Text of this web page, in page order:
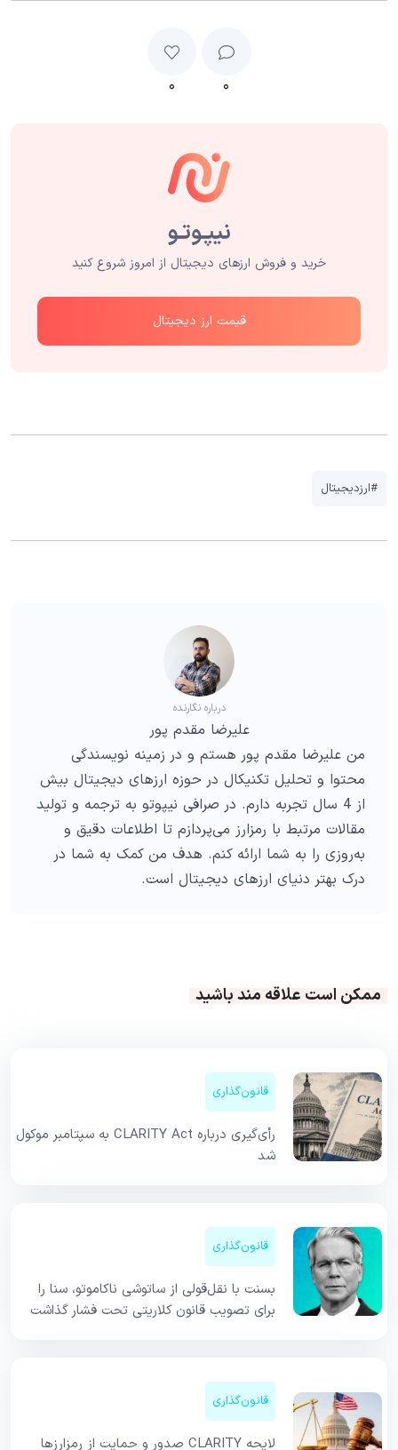
۰ ۰
خرید و فروش ارزهای دیجیتال از امروز شروع کنید
قیمت ارز دیجیتال
#ارزدیجیتال
درباره نگارنده
علیرضا مقدم پور
من علیرضا مقدم پور هستم و در زمینه نویسندگی
محتوا و تحلیل تکنیکال در حوزه ارزهای دیجیتال بیش
از 4 سال تجربه دارم. در صرافی نیپوتو به ترجمه و تولید
مقالات مرتبط با رمزارز می‌پردازم تا اطلاعات دقیق و
به‌روزی را به شما ارائه کنم. هدف من کمک به شما در
درک بهتر دنیای ارزهای دیجیتال است.
ممکن است علاقه مند باشید
قانون‌گذاری
رأی‌گیری درباره CLARITY Act به سپتامبر موکول
شد
قانون‌گذاری
بسنت با نقل‌قولی از ساتوشی ناکاموتو، سنا را
برای تصویب قانون کلاریتی تحت فشار گذاشت
قانون‌گذاری
لایحه CLARITY صدور و حمایت از رمزارزها